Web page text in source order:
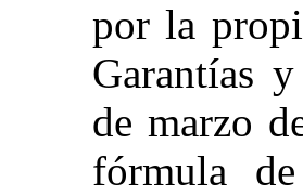
por la
Garantías
de marzo
fórmula de